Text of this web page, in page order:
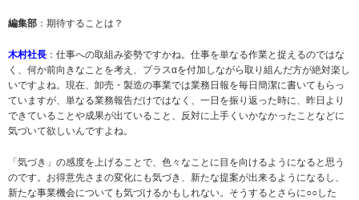
編集部 ：期待することは？
木村社長 ：仕事への取組み姿勢ですかね。仕事を単なる作業と捉えるのではな
く、何か前向きなことを考え、プラスαを付加しながら取り組んだ方が絶対楽し
いですよね。現在、卸売・製造の事業では業務日報を毎日簡潔に書いてもらっ
ていますが、単なる業務報告だけではなく、一日を振り返った時に、昨日より
できていることや成果が出ていること、反対に上手くいかなかったことなどに
気づいて欲しいんですよね。
「気づき」の感度を上げることで、色々なことに目を向けるようになると思う
のです。お得意先さまの変化にも気づき、新たな提案が出来るようになるし、
新たな事業機会についても気づけるかもしれない。そうするとさらに○○した